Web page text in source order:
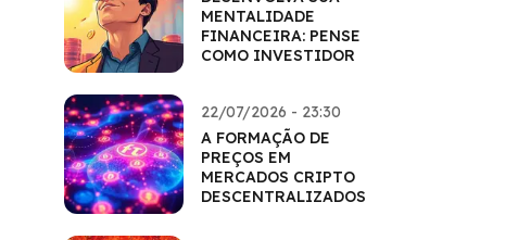
MENTALIDADE
FINANCEIRA: PENSE
COMO INVESTIDOR
22/07/2026 - 23:30
A FORMAÇÃO DE
PREÇOS EM
MERCADOS CRIPTO
DESCENTRALIZADOS